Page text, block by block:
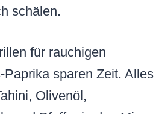
schälen.
für rauchigen
sparen Zeit. Alles
Olivenöl,